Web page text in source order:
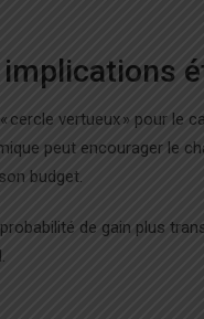
vertueux » pour le
peut encourager le
budget.
de gain plus